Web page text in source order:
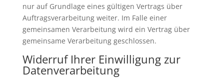
nur auf Grundlage eines gültigen Vertrags über
Auftragsverarbeitung weiter. Im Falle einer
gemeinsamen Verarbeitung wird ein Vertrag über
gemeinsame Verarbeitung geschlossen.
Widerruf Ihrer Einwilligung zur
Datenverarbeitung